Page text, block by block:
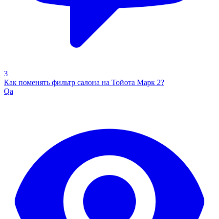
3
Как поменять фильтр салона на Тойота Марк 2?
Qa